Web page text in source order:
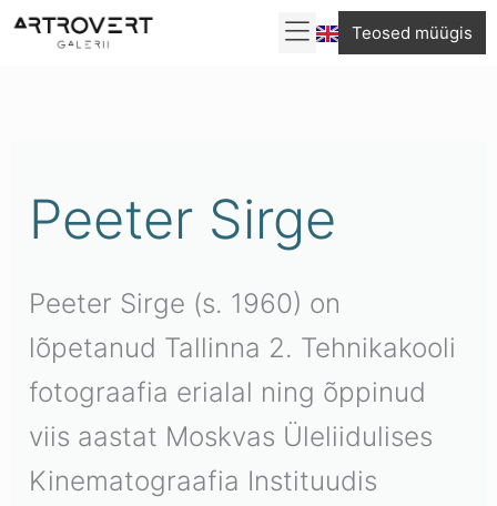
Skip
Teosed müügis
Peeter Sirge
Peeter Sirge (s. 1960) on
lõpetanud Tallinna 2. Tehnikakooli
fotograafia erialal ning õppinud
viis aastat Moskvas Üleliidulises
Kinematograafia Instituudis